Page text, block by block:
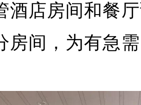
酒店房间和餐
房间，为有急